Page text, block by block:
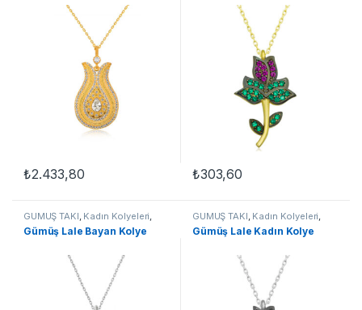
₺2.433,80 ₺303,60
GÜMÜŞ TAKI, Kadın Kolyeleri,
Kolye ,Lale Kolyeler Taşlı
Kolyeler
Gümüş Lale Bayan Kolye
GÜMÜŞ TAKI, Kadın Kolyeleri,
Kolye ,Lale Kolyeler Taşlı
Kolyeler
Gümüş Lale Kadın Kolye